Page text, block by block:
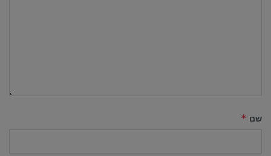
שם *